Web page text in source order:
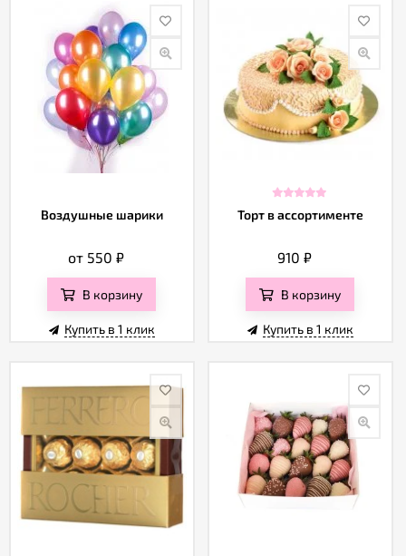
Воздушные шарики
от 550₽
В корзину
Купить в 1 клик
Торт в ассортименте
910₽
В корзину
Купить в 1 клик